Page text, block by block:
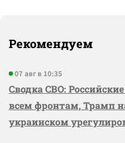
Рекомендуем
07 авг в 10:35
Сводка СВО:
всем фронтам, Трамп
украинском